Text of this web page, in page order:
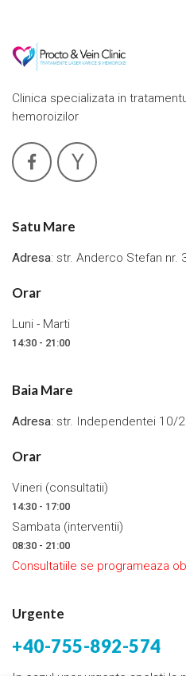
Clinica specializata in
hemoroizilor
Satu Mare
Adresa: str. Anderco Stefan nr.
Orar
Luni - Marti
14:30 - 21:00
Baia Mare
Adresa: str. Independentei 10/2
Orar
Vineri (consultatii)
14:30 - 17:00
Sambata (interventii)
08:30 - 21:00
Consultatiile se programeaza
Urgente
+40-755-892-574